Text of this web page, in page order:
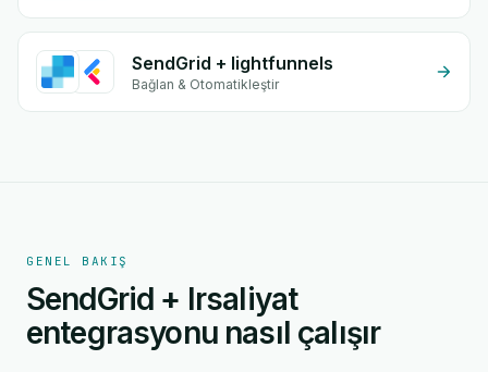
SendGrid + lightfunnels
Bağlan & Otomatikleştir
GENEL BAKIŞ
SendGrid + Irsaliyat
entegrasyonu nasıl çalışır